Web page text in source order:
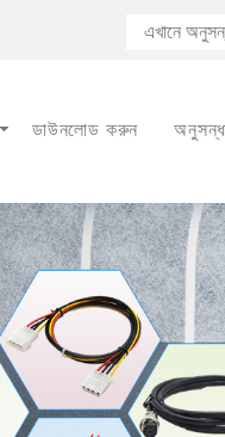
ডাউনলোড করুন